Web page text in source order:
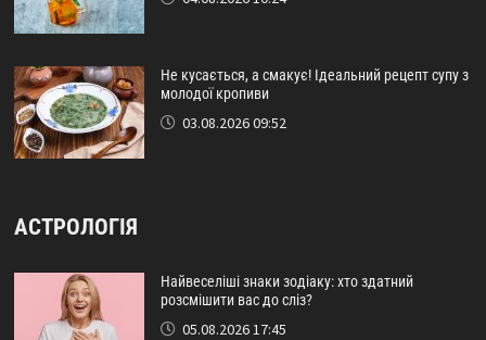
Не кусається, а смакує! Ідеальний рецепт супу з
молодої кропиви
03.08.2026 09:52
АСТРОЛОГІЯ
Найвеселіші знаки зодіаку: хто здатний
розсмішити вас до сліз?
05.08.2026 17:45